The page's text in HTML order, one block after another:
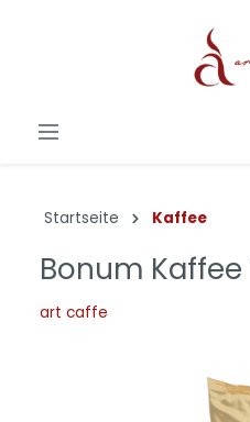
Startseite Kaffee
Bonum
art caffe